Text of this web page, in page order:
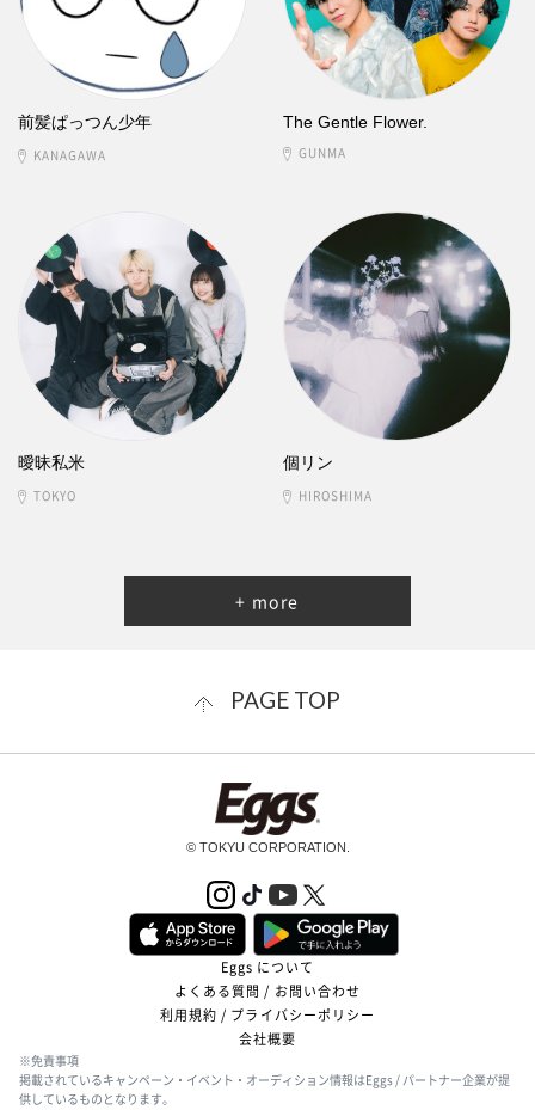
前髪ぱっつん少年
KANAGAWA
The Gentle Flower.
GUNMA
曖昧私米
TOKYO
個リン
HIROSHIMA
+ more
PAGE TOP
© TOKYU CORPORATION.
Eggs について
よくある質問 / お問い合わせ
利用規約 / プライバシーポリシー
会社概要
※免責事項
掲載されているキャンペーン・イベント・オーディション情報はEggs / パートナー企業が提
供しているものとなります。